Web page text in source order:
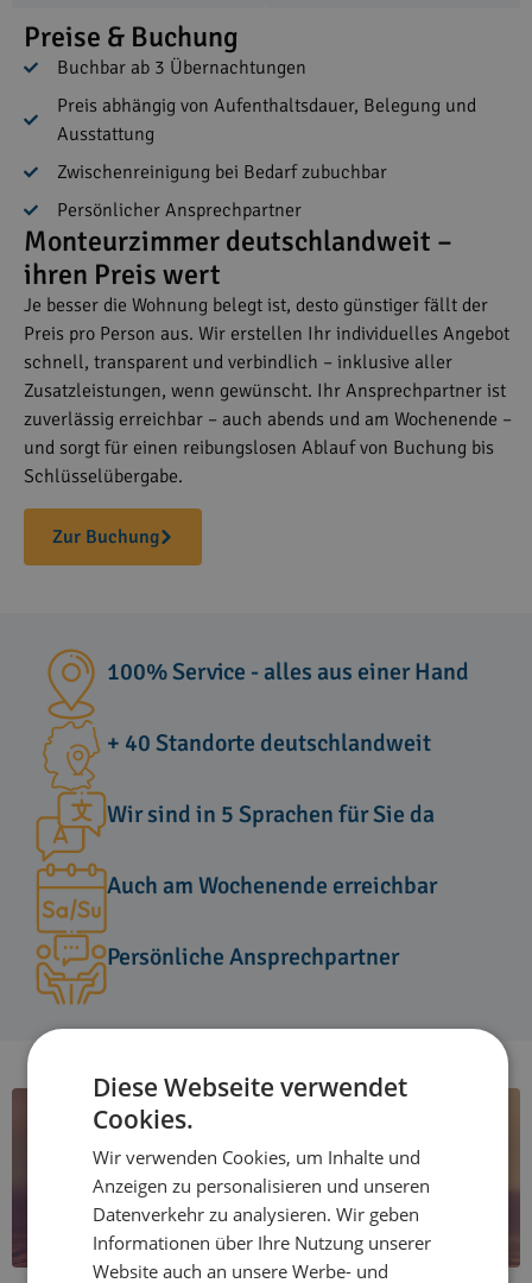
Preise & Buchung
Buchbar ab 3 Übernachtungen
Preis abhängig von Aufenthaltsdauer, Belegung und
Ausstattung
Zwischenreinigung bei Bedarf zubuchbar
Persönlicher Ansprechpartner
Monteurzimmer deutschlandweit –
ihren Preis wert
Je besser die Wohnung belegt ist, desto günstiger fällt der
Preis pro Person aus. Wir erstellen Ihr individuelles Angebot
schnell, transparent und verbindlich – inklusive aller
Zusatzleistungen, wenn gewünscht. Ihr Ansprechpartner ist
zuverlässig erreichbar – auch abends und am Wochenende –
und sorgt für einen reibungslosen Ablauf von Buchung bis
Schlüsselübergabe.
Zur Buchung
100% Service - alles aus einer Hand
+ 40 Standorte deutschlandweit
Wir sind in 5 Sprachen für Sie da
Auch am Wochenende erreichbar
Persönliche Ansprechpartner
Diese Webseite verwendet
Cookies.
Wir verwenden Cookies, um Inhalte und
Anzeigen zu personalisieren und unseren
Datenverkehr zu analysieren. Wir geben
Informationen über Ihre Nutzung unserer
Website auch an unsere Werbe- und